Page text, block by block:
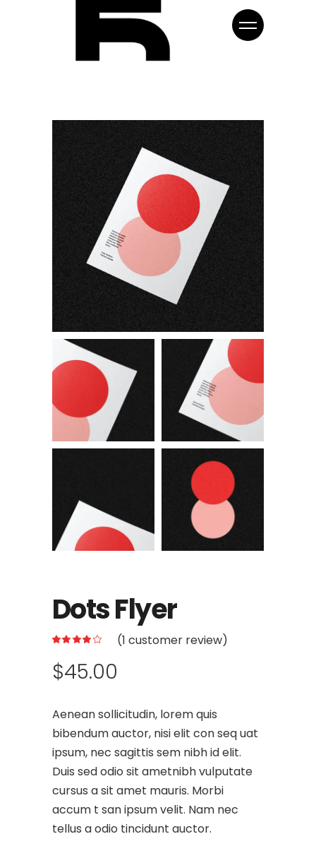
Dots Flyer
(1 customer review)
$45.00
Aenean sollicitudin, lorem quis
bibendum auctor, nisi elit con seq uat
ipsum, nec sagittis sem nibh id elit.
Duis sed odio sit ametnibh vulputate
cursus a sit amet mauris. Morbi
accum t san ipsum velit. Nam nec
tellus a odio tincidunt auctor.